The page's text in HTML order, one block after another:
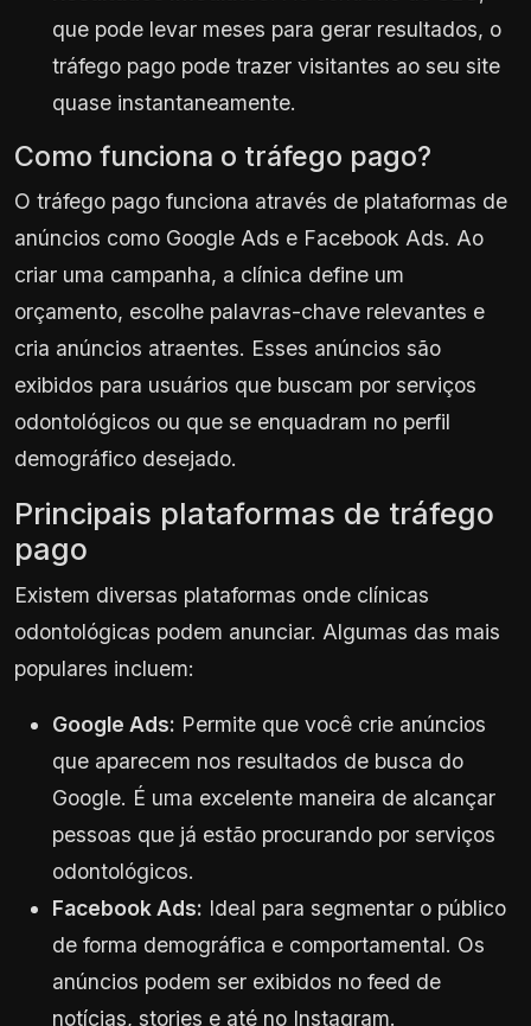
que pode levar meses para gerar resultados, o
tráfego pago pode trazer visitantes ao seu site
quase instantaneamente.
Como funciona o tráfego pago?
O tráfego pago funciona através de plataformas de
anúncios como Google Ads e Facebook Ads. Ao
criar uma campanha, a clínica define um
orçamento, escolhe palavras-chave relevantes e
cria anúncios atraentes. Esses anúncios são
exibidos para usuários que buscam por serviços
odontológicos ou que se enquadram no perfil
demográfico desejado.
Principais plataformas de tráfego
pago
Existem diversas plataformas onde clínicas
odontológicas podem anunciar. Algumas das mais
populares incluem:
Google Ads: Permite que você crie anúncios
que aparecem nos resultados de busca do
Google. É uma excelente maneira de alcançar
pessoas que já estão procurando por serviços
odontológicos.
Facebook Ads: Ideal para segmentar o público
de forma demográfica e comportamental. Os
anúncios podem ser exibidos no feed de
notícias, stories e até no Instagram.